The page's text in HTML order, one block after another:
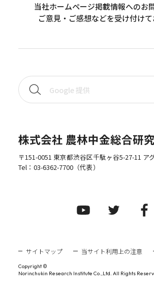
当社ホームページ掲載情報へのお
ご意見・ご感想などを受け付けて
株式会社 農林中金総合研
〒151-0051 東京都渋谷区千駄ヶ谷5-27-11 ア
Tel： 03-6362-7700（代表）
サイトマップ 当サイト利用上の注意
Copyright ©
Norinchukin Research Institute Co.,Ltd. All Rights